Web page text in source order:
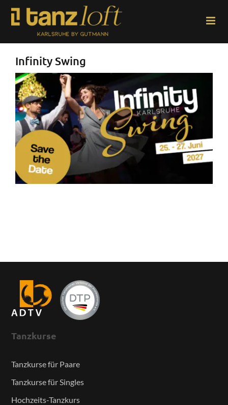
Zum
Inhalt
Infinity Swing
Tanzkurse
Tanzkurse für Paare
Tanzkurse für Singles
Hochzeits-Tanzkurs